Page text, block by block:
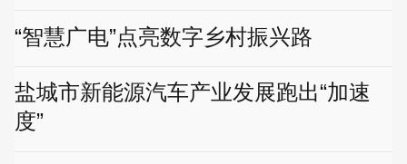
“智慧广电”点亮数字乡村振兴路
盐城市新能源汽车产业发展跑出“加速
度”